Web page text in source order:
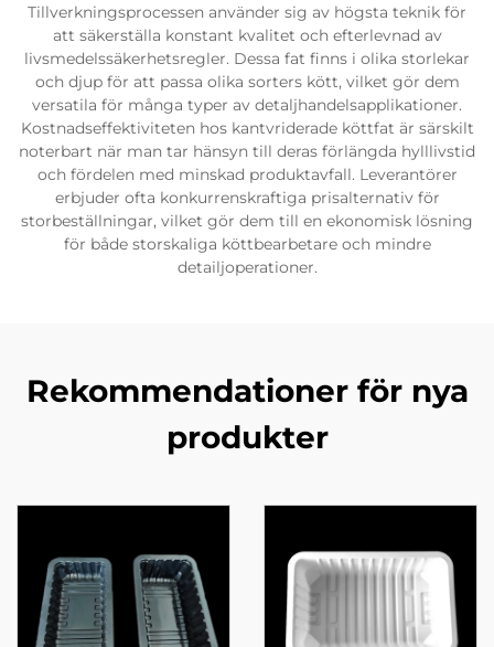
Tillverkningsprocessen använder sig av högsta teknik för
att säkerställa konstant kvalitet och efterlevnad av
livsmedelssäkerhetsregler. Dessa fat finns i olika storlekar
och djup för att passa olika sorters kött, vilket gör dem
versatila för många typer av detaljhandelsapplikationer.
Kostnadseffektiviteten hos kantvriderade köttfat är särskilt
noterbart när man tar hänsyn till deras förlängda hylllivstid
och fördelen med minskad produktavfall. Leverantörer
erbjuder ofta konkurrenskraftiga prisalternativ för
storbeställningar, vilket gör dem till en ekonomisk lösning
för både storskaliga köttbearbetare och mindre
detailjoperationer.
Rekommendationer för nya
produkter